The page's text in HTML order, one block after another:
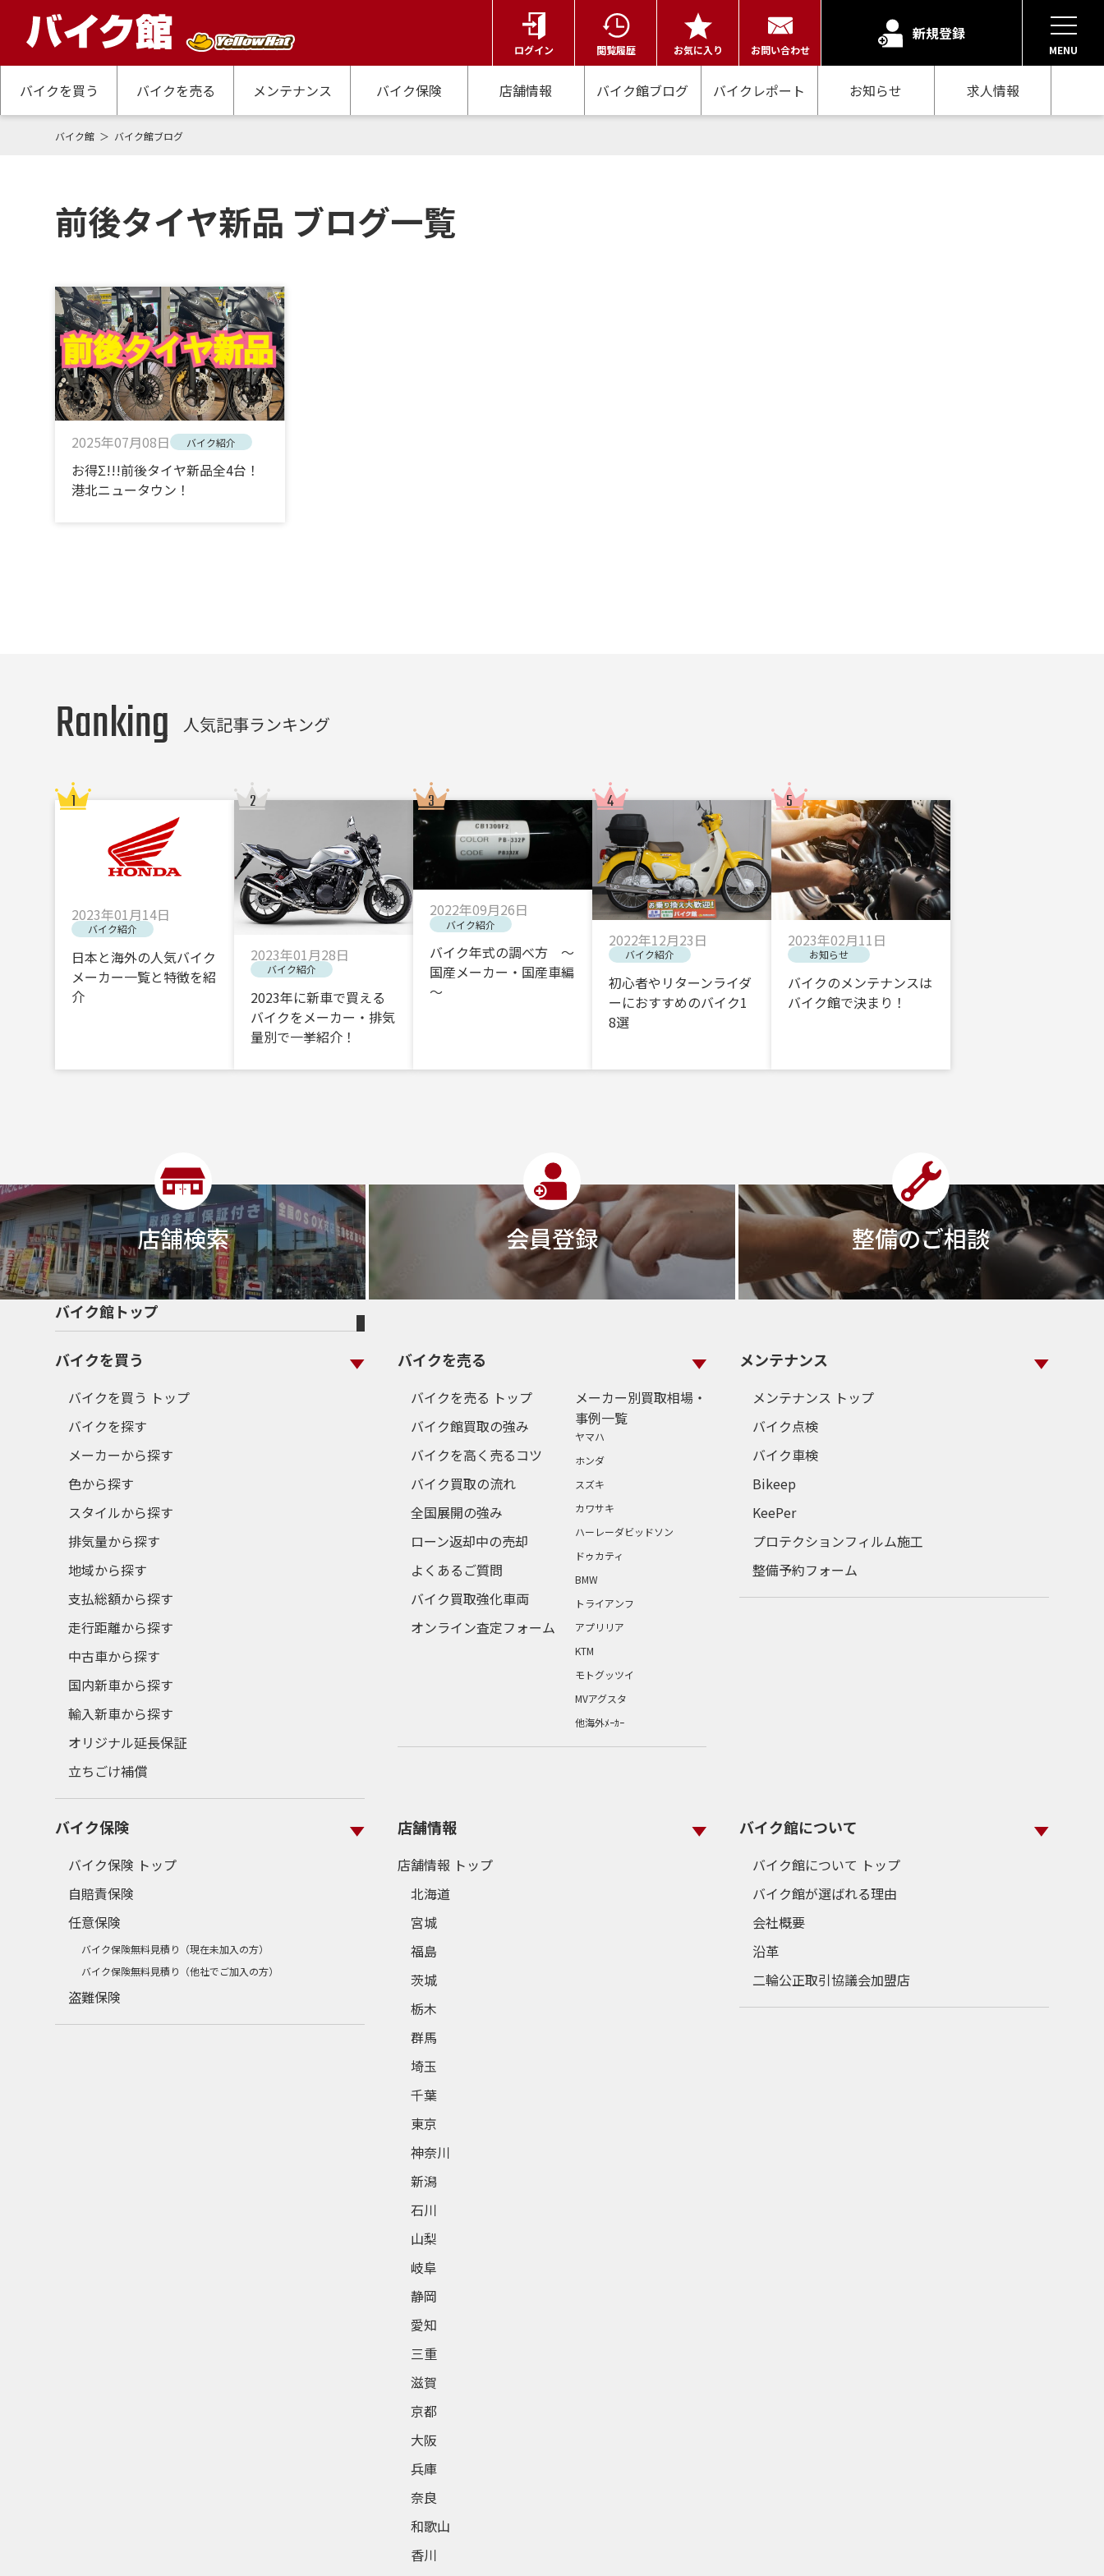
ログイン 閲覧履歴 お気に入り お問い合わせ
新規登録
MENU
バイクを買う バイクを売る メンテナンス バイク保険 店舗情報 バイク館ブログ バイクレポート お知らせ 求人情報
バイク館 バイク館ブログ
前後タイヤ新品 ブログ一覧
2025年07月08日 バイク紹介
お得Σ!!!前後タイヤ新品全4台！
港北ニュータウン！
Ranking 人気記事ランキング
2023年01月14日
バイク紹介
日本と海外の人気バイク
メーカー一覧と特徴を紹
介
2023年01月28日
バイク紹介
2023年に新車で買える
バイクをメーカー・排気
量別で一挙紹介！
2022年09月26日
バイク紹介
バイク年式の調べ方 ～
国産メーカー・国産車編
～
2022年12月23日
バイク紹介
初心者やリターンライダ
ーにおすすめのバイク1
8選
2023年02月11日
お知らせ
バイクのメンテナンスは
バイク館で決まり！
店舗検索 会員登録 整備のご相談
バイク館トップ
バイクを買う
バイクを買う トップ
バイクを探す
メーカーから探す
色から探す
スタイルから探す
排気量から探す
地域から探す
支払総額から探す
走行距離から探す
中古車から探す
国内新車から探す
輸入新車から探す
オリジナル延長保証
立ちごけ補償
バイクを売る
バイクを売る トップ
バイク館買取の強み
バイクを高く売るコツ
バイク買取の流れ
全国展開の強み
ローン返却中の売却
よくあるご質問
バイク買取強化車両
オンライン査定フォーム
メーカー別買取相場・
事例一覧
ヤマハ
ホンダ
スズキ
カワサキ
ハーレーダビッドソン
ドゥカティ
BMW
トライアンフ
アプリリア
KTM
モトグッツイ
MVアグスタ
他海外ﾒｰｶｰ
メンテナンス
メンテナンス トップ
バイク点検
バイク車検
Bikeep
KeePer
プロテクションフィルム施工
整備予約フォーム
バイク保険
バイク保険 トップ
自賠責保険
任意保険
バイク保険無料見積り（現在未加入の方）
バイク保険無料見積り（他社でご加入の方）
盗難保険
店舗情報
店舗情報 トップ
北海道
宮城
福島
茨城
栃木
群馬
埼玉
千葉
東京
神奈川
新潟
石川
山梨
岐阜
静岡
愛知
三重
滋賀
京都
大阪
兵庫
奈良
和歌山
香川
バイク館について
バイク館について トップ
バイク館が選ばれる理由
会社概要
沿革
二輪公正取引協議会加盟店